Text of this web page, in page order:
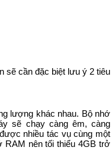
sẽ cần đặc biệt lưu ý 2 tiêu
lượng khác nhau. Bộ nhớ
sẽ chạy càng êm, càng
nhiều tác vụ cùng một
RAM nên tối thiểu 4GB trở